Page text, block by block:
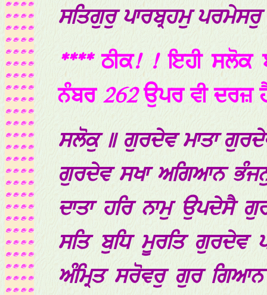
ਸਤਿਗੁਰੁ ਪਾਰਬ੍ਰਹਮੁ
****ਠੀਕ! !ਇਹੀ ਸਲੋਕ
ਨੰਬਰ262ਉਪਰ ਵੀ ਦਰਜ਼
ਸਲੋਕੁ ॥ ਗੁਰਦੇਵ ਮਾਤਾ
ਗੁਰਦੇਵ ਸਖਾ ਅਗਿਆਨ
ਦਾਤਾ ਹਰਿ ਨਾਮੁ ਉਪਦੇਸੈ
ਸਤਿ ਬੁਧਿ ਮੂਰਤਿ ਗੁਰਦੇਵ
ਅੰਮ੍ਰਿਤ ਸਰੋਵਰੁ ਗੁਰ